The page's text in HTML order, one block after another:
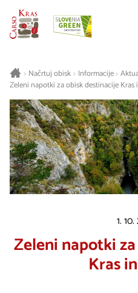
> Načrtuj obisk> Informacije>
Zeleni napotki za obisk destinacije Kras
1.
Zeleni napotki
Kras